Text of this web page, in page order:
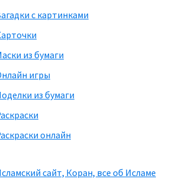
с картинками
из бумаги
игры
из бумаги
онлайн
сайт, Коран, все об Исламе